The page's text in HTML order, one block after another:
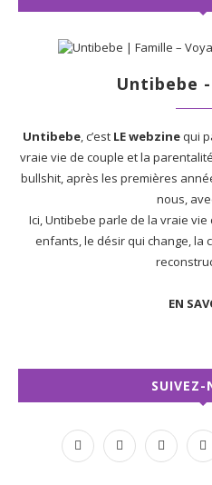
Untibebe
Untibebe, c’est LE webzinequi
vraie vie de couple et la
bullshit, après les premières
nous,
Ici, Untibebe parle de la vraie
enfants, le désir qui change, la
EN
SUIVEZ-